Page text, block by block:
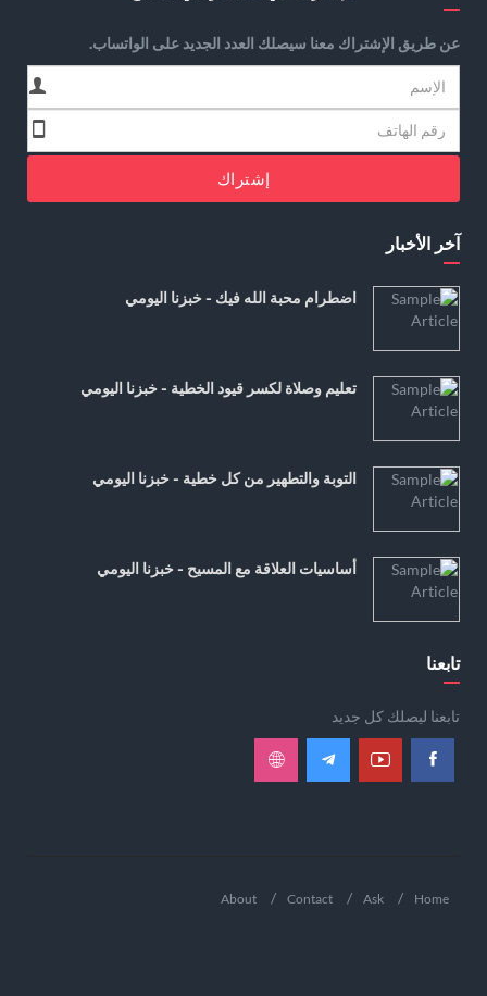
عن طريق الإشتراك معنا سيصلك العدد الجديد على الواتساب.
إشتراك
آخر الأخبار
اضطرام محبة الله فيك - خبزنا اليومي
تعليم وصلاة لكسر قيود الخطية - خبزنا اليومي
التوبة والتطهير من كل خطية - خبزنا اليومي
أساسيات العلاقة مع المسيح - خبزنا اليومي
تابعنا
تابعنا ليصلك كل جديد
Home
Ask
Contact
About